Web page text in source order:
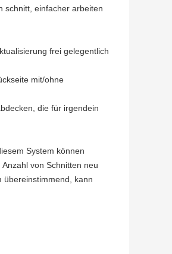
schnitt, einfacher arbeiten
frei gelegentlich
mit/ohne
die für irgendein
System können
von Schnitten neu
übereinstimmend, kann